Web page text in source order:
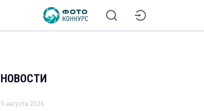
НОВОСТИ
5 августа 2026